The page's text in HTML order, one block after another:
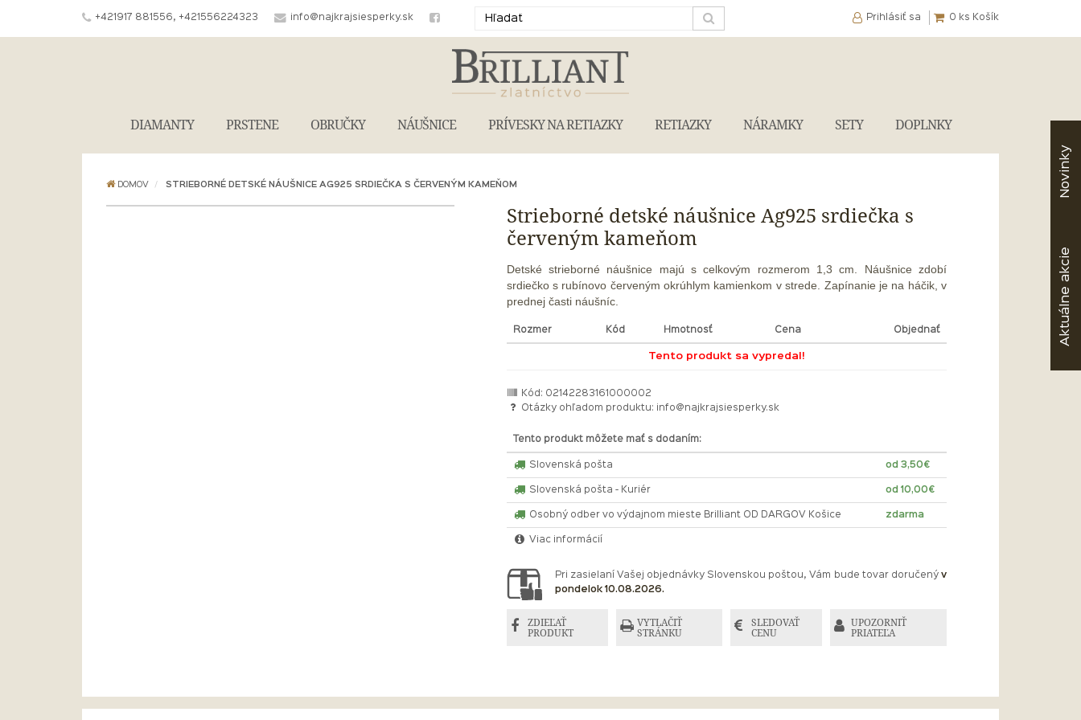
+421917 881556, +421556224323 info@najkrajsiesperky.sk Prihlásiť sa 0 ks Košík
DIAMANTY PRSTENE OBRUČKY NÁUŠNICE PRÍVESKY NA RETIAZKY RETIAZKY NÁRAMKY SETY DOPLNKY
Aktuálne
akcie
Novinky
DOMOV STRIEBORNÉ DETSKÉ NÁUŠNICE AG925 SRDIEČKA S ČERVENÝM KAMEŇOM
Strieborné detské náušnice Ag925 srdiečka s
červeným kameňom
Detské strieborné náušnice majú s celkovým rozmerom 1,3 cm. Náušnice zdobí
srdiečko s rubínovo červeným okrúhlym kamienkom v strede. Zapínanie je na háčik, v
prednej časti náušníc.
Rozmer Kód Hmotnosť Cena Objednať
Tento produkt sa vypredal!
Kód: 02142283161000002
Otázky ohľadom produktu:
info@najkrajsiesperky.sk
Tento produkt môžete mať s dodaním:
Slovenská pošta od 3,50€
Slovenská pošta - Kuriér od 10,00€
Osobný odber vo výdajnom mieste Brilliant OD DARGOV Košice zdarma
Viac informácií
Pri zasielaní Vašej objednávky Slovenskou poštou, Vám bude tovar doručený v
pondelok 10.08.2026.
ZDIEĽAŤ
PRODUKT
VYTLAČIŤ
STRÁNKU
SLEDOVAŤ
CENU
UPOZORNIŤ
PRIATEĽA